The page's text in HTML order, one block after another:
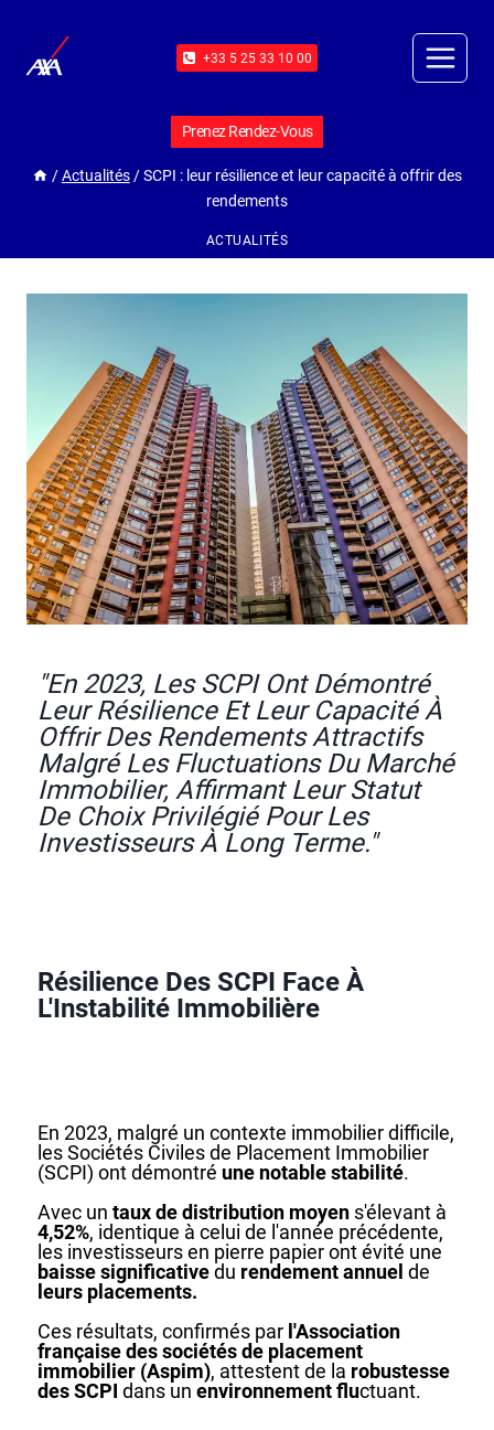
+33 5 25 33 10 00
Prenez Rendez-Vous
/Actualités/SCPI : leur résilience et leur capacité à offrir des
rendements
ACTUALITÉS
"En 2023, Les SCPI Ont Démontré
Leur Résilience Et Leur Capacité À
Offrir Des Rendements Attractifs
Malgré Les Fluctuations Du Marché
Immobilier, Affirmant Leur Statut
De Choix Privilégié Pour Les
Investisseurs À Long Terme."
Résilience Des SCPI Face À
L'Instabilité Immobilière
En 2023, malgré un contexte immobilier difficile,
les Sociétés Civiles de Placement Immobilier
(SCPI) ont démontré une notable stabilité.
Avec un taux de distribution moyen s'élevant à
4,52%, identique à celui de l'année précédente,
les investisseurs en pierre papier ont évité une
baisse significativedu rendement annuel de
leurs placements.
Ces résultats, confirmés par l'Association
française des sociétés de placement
immobilier (Aspim), attestent de la robustesse
des SCPI dans un environnement fluctuant.